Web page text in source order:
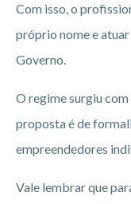
Com isso, o
próprio nome e
Governo.
O regime surgiu
proposta é de
empreendedores
Vale lembrar que